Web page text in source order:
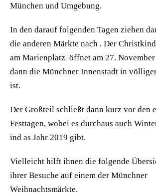
München und Umgebung.
In den darauf folgenden Tagen ziehen
die anderen Märkte nach . Der
am Marienplatz öffnet am 27.
dann die Münchner Innenstadt in
ist.
Der Großteil schließt dann kurz vor den
Festtagen, wobei es durchaus auch
ind as Jahr 2019 gibt.
Vielleicht hilft ihnen die folgende
ihrer Besuche auf einem der Münchner
Weihnachtsmärkte.